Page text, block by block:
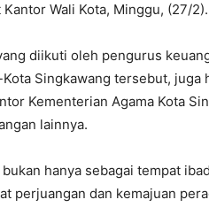
Kantor Wali Kota, Minggu, (27/2).
diikuti oleh pengurus
Singkawang tersebut, juga
Kementerian Agama Kota
lainnya.
hanya sebagai tempat
perjuangan dan kemajuan